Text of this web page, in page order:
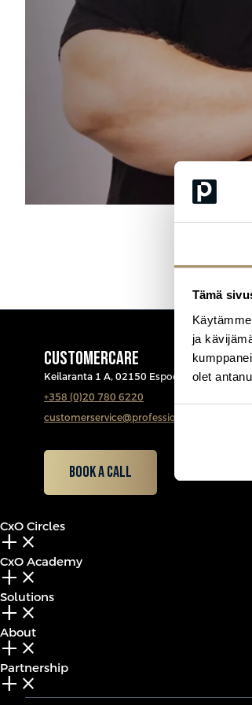
Tämä
ja
olet
CUSTOMERCARE
Keilaranta 1 A, 02150 Espoo
+358 (0)20 780 6220
customerservice@professio.fi
Book a call
CxO Circles
add_2 close
CxO Academy
add_2 close
Solutions
add_2 close
About
add_2 close
Partnership
add_2 close